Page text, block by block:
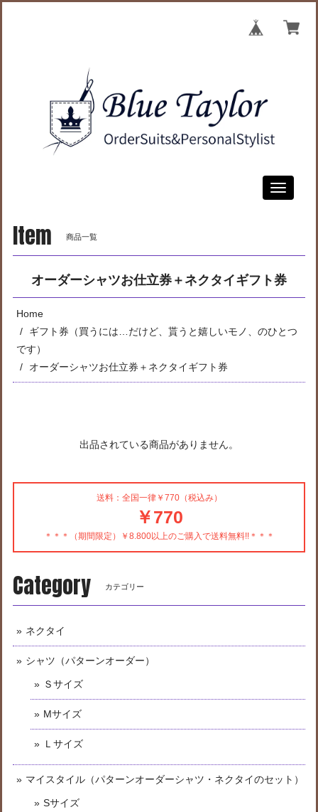
Toggle
Item 商品一覧
オーダーシャツお仕立券＋ネクタイギフト券
Home
ギフト券（買うには…だけど、貰うと嬉しいモノ、のひとつ
です）
オーダーシャツお仕立券＋ネクタイギフト券
出品されている商品がありません。
送料：全国一律￥770（税込み）
￥770
＊＊＊（期間限定）￥8.800以上のご購入で送料無料!!＊＊＊
Category カテゴリー
ネクタイ
シャツ（パターンオーダー）
Ｓサイズ
Mサイズ
Ｌサイズ
マイスタイル（パターンオーダーシャツ・ネクタイのセット）
Sサイズ